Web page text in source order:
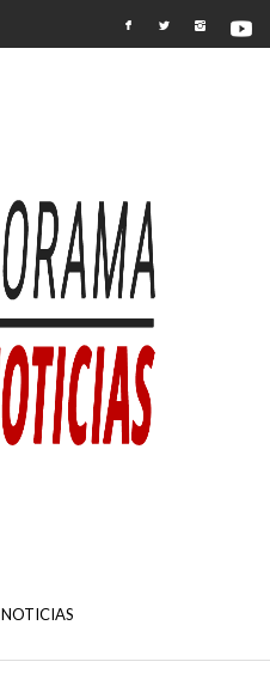
NOTICIAS